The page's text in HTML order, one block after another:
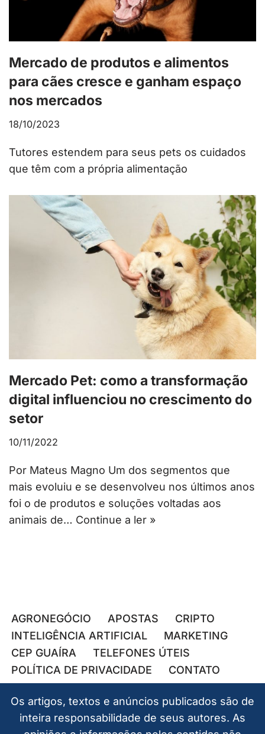
Mercado de produtos e alimentos
para cães cresce e ganham espaço
nos mercados
18/10/2023
Tutores estendem para seus pets os cuidados
que têm com a própria alimentação
Mercado Pet: como a transformação
digital influenciou no crescimento do
setor
10/11/2022
Por Mateus Magno Um dos segmentos que
mais evoluiu e se desenvolveu nos últimos anos
foi o de produtos e soluções voltadas aos
animais de… Continue a ler »
AGRONEGÓCIO APOSTAS
CRIPTO
INTELIGÊNCIA ARTIFICIAL
MARKETING
CEP GUAÍRA
TELEFONES ÚTEIS
POLÍTICA DE PRIVACIDADE
CONTATO
Os artigos, textos e anúncios publicados são de
inteira responsabilidade de seus autores. As